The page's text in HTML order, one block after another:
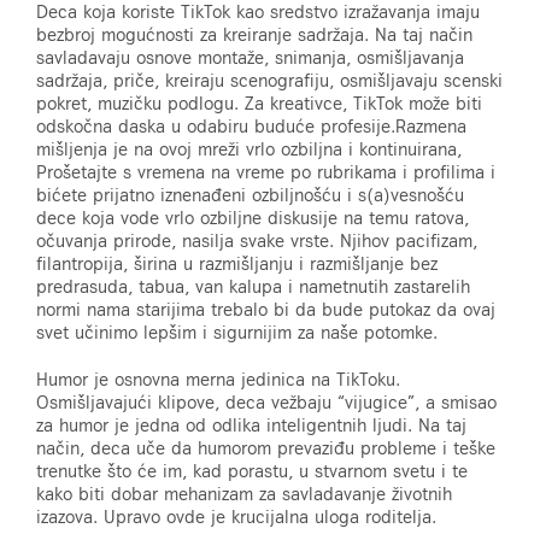
Deca koja koriste TikTok kao sredstvo izražavanja imaju
bezbroj mogućnosti za kreiranje sadržaja. Na taj način
savladavaju osnove montaže, snimanja, osmišljavanja
sadržaja, priče, kreiraju scenografiju, osmišljavaju scenski
pokret, muzičku podlogu. Za kreativce, TikTok može biti
odskočna daska u odabiru buduće profesije.Razmena
mišljenja je na ovoj mreži vrlo ozbiljna i kontinuirana,
Prošetajte s vremena na vreme po rubrikama i profilima i
bićete prijatno iznenađeni ozbiljnošću i s(a)vesnošću
dece koja vode vrlo ozbiljne diskusije na temu ratova,
očuvanja prirode, nasilja svake vrste. Njihov pacifizam,
filantropija, širina u razmišljanju i razmišljanje bez
predrasuda, tabua, van kalupa i nametnutih zastarelih
normi nama starijima trebalo bi da bude putokaz da ovaj
svet učinimo lepšim i sigurnijim za naše potomke.
Humor je osnovna merna jedinica na TikToku.
Osmišljavajući klipove, deca vežbaju “vijugice”, a smisao
za humor je jedna od odlika inteligentnih ljudi. Na taj
način, deca uče da humorom prevaziđu probleme i teške
trenutke što će im, kad porastu, u stvarnom svetu i te
kako biti dobar mehanizam za savladavanje životnih
izazova. Upravo ovde je krucijalna uloga roditelja.